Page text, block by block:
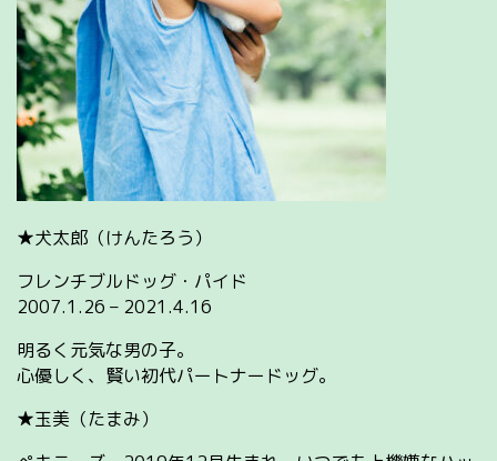
★犬太郎（けんたろう）
フレンチブルドッグ・パイド
2007.1.26 – 2021.4.16
明るく元気な男の子。
心優しく、賢い初代パートナードッグ。
★玉美（たまみ）